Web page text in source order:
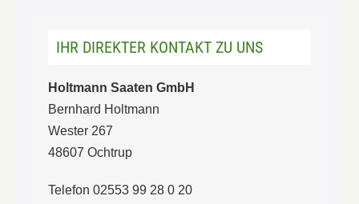
IHR DIREKTER KONTAKT ZU UNS
Holtmann Saaten GmbH
Bernhard Holtmann
Wester 267
48607 Ochtrup
Telefon 02553 99 28 0 20